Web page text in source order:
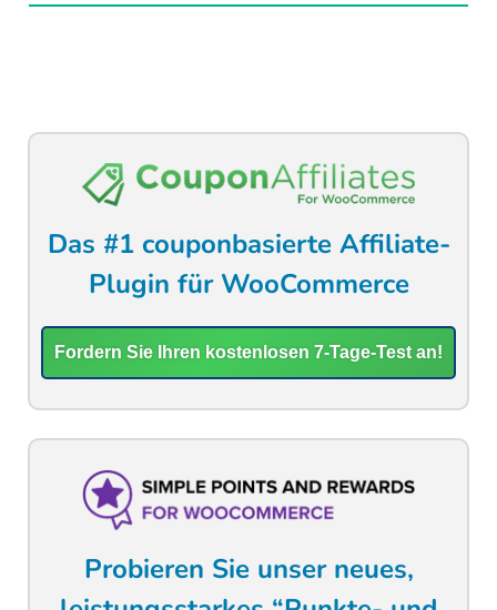
Das #1 couponbasierte Affiliate-
Plugin für WooCommerce
Fordern Sie Ihren kostenlosen 7-Tage-Test an!
Probieren Sie unser neues,